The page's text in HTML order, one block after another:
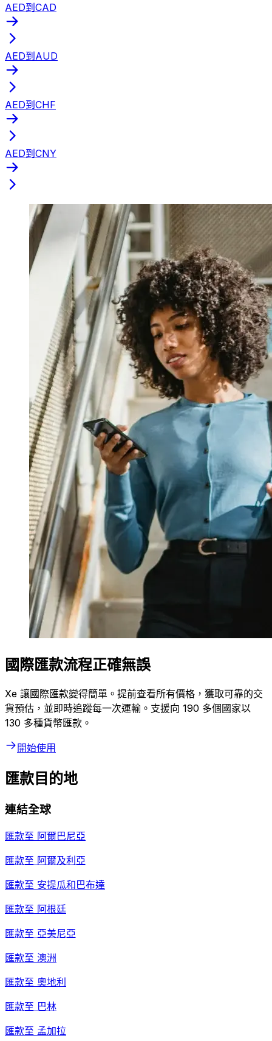
AED到CAD
AED到AUD
AED到CHF
AED到CNY
國際匯款流程正確無誤
Xe 讓國際匯款變得簡單。提前查看所有價格，獲取可靠的交
貨預估，並即時追蹤每一次運輸。支援向 190 多個國家以
130 多種貨幣匯款。
開始使用
匯款目的地
連結全球
匯款至 阿爾巴尼亞
匯款至 阿爾及利亞
匯款至 安提瓜和巴布達
匯款至 阿根廷
匯款至 亞美尼亞
匯款至 澳洲
匯款至 奧地利
匯款至 巴林
匯款至 孟加拉